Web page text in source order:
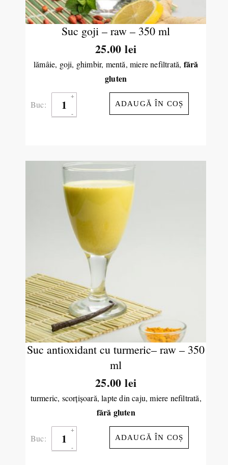
Suc goji – raw – 350 ml
25.00lei
lămâie, goji, ghimbir, mentă, miere nefiltrată, fără
gluten
Buc: ADAUGĂ ÎN COȘ
Suc antioxidant cu turmeric– raw – 350
ml
25.00lei
turmeric, scorţişoară, lapte din caju, miere nefiltrată,
fără gluten
Buc: ADAUGĂ ÎN COȘ